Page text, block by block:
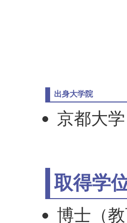
出身大学院
京都大
取得学
博士（